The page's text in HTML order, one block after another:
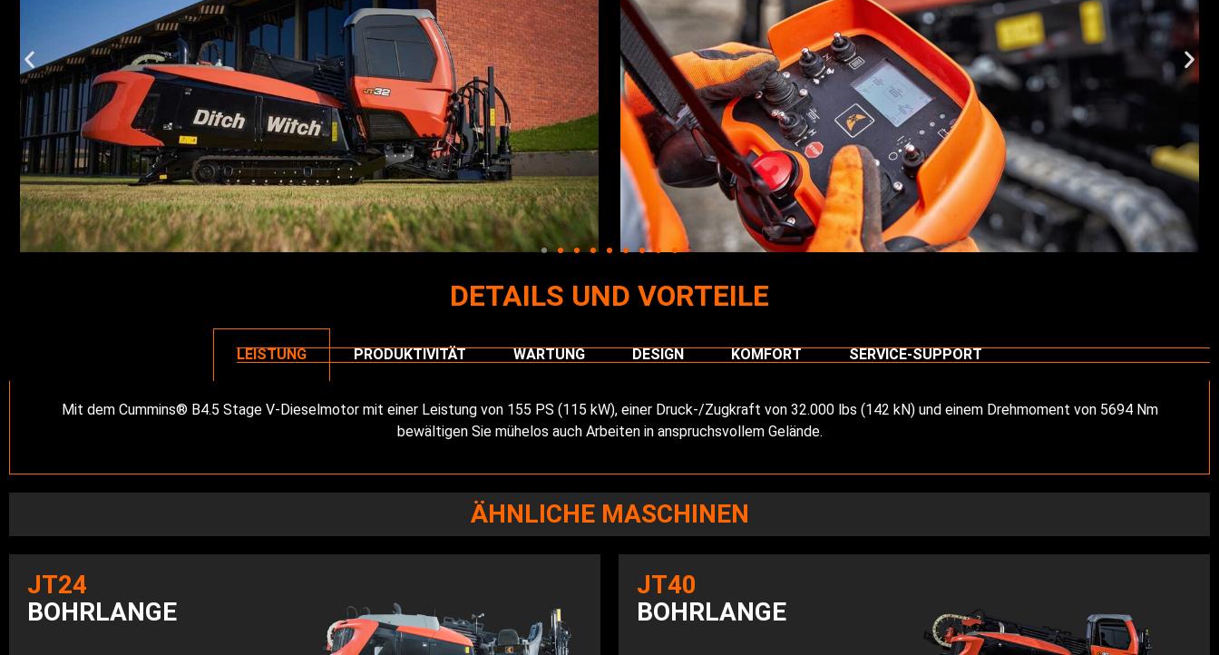
DETAILS UND VORTEILE
LEISTUNG PRODUKTIVITÄT WARTUNG DESIGN KOMFORT SERVICE-SUPPORT
Mit dem Cummins® B4.5 Stage V-Dieselmotor mit einer Leistung von 155 PS (115 kW), einer Druck-/Zugkraft von 32.000 lbs (142 kN) und einem Drehmoment von 5694 Nm
bewältigen Sie mühelos auch Arbeiten in anspruchsvollem Gelände.
ÄHNLICHE MASCHINEN
JT24
BOHRLANGE
JT40
BOHRLANGE